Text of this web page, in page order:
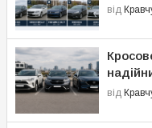
від
від